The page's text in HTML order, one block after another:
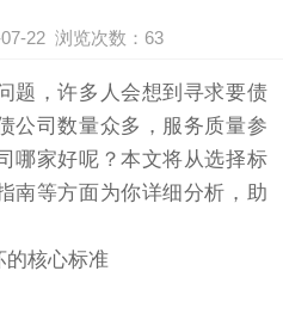
22 浏览次数： 63
题，许多人会想到寻求要债
公司数量众多，服务质量参
哪家好呢？本文将从选择标
南等方面为你详细分析，助
的核心标准